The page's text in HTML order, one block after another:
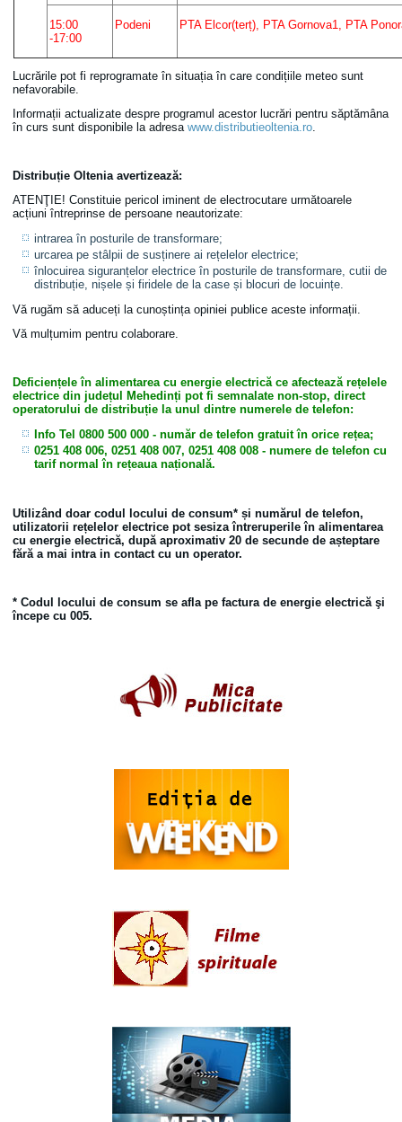
15:00
-17:00
Podeni PTA Elcor(terț), PTA Gornova1, PTA
Lucrările pot fi reprogramate în situația în care condițiile meteo sunt
nefavorabile.
Informații actualizate despre programul acestor lucrări pentru săptămâna
în curs sunt disponibile la adresawww.distributieoltenia.ro.
Distribuție Oltenia avertizează:
ATENŢIE! Constituie pericol iminent de electrocutare următoarele
acțiuni întreprinse de persoane neautorizate:
intrarea în posturile de transformare;
urcarea pe stâlpii de susținere ai rețelelor electrice;
înlocuirea siguranțelor electrice în posturile de transformare, cutii de
distribuție, nișele și firidele de la case și blocuri de locuințe.
Vă rugăm să aduceți la cunoștința opiniei publice aceste informații.
Vă mulțumim pentru colaborare.
Deficiențele în alimentarea cu energie electrică ce afectează rețelele
electrice din județul Mehedinți pot fi semnalate non-stop, direct
operatorului de distribuție la unul dintre numerele de telefon:
Info Tel 0800 500 000- număr de telefon gratuit în orice rețea;
0251 408 006, 0251 408 007, 0251 408 008 - numere de telefon cu
tarif normal în rețeaua națională.
Utilizând doar codul locului de consum* și numărul de telefon,
utilizatorii rețelelor electrice pot sesiza întreruperile în alimentarea
cu energie electrică, după aproximativ 20 de secunde de așteptare
fără a mai intra in contact cu un operator.
* Codul locului de consum se afla pe factura de energie electrică şi
începe cu 005.